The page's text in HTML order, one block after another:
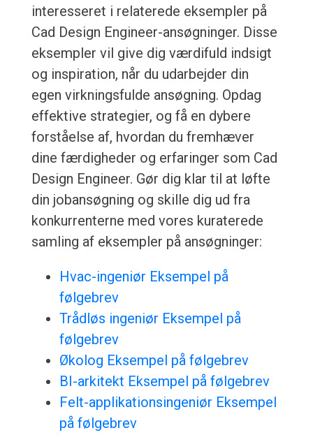
interesseret i relaterede eksempler på
Cad Design Engineer-ansøgninger. Disse
eksempler vil give dig værdifuld indsigt
og inspiration, når du udarbejder din
egen virkningsfulde ansøgning. Opdag
effektive strategier, og få en dybere
forståelse af, hvordan du fremhæver
dine færdigheder og erfaringer som Cad
Design Engineer. Gør dig klar til at løfte
din jobansøgning og skille dig ud fra
konkurrenterne med vores kuraterede
samling af eksempler på ansøgninger:
Hvac-ingeniør Eksempel på
følgebrev
Trådløs ingeniør Eksempel på
følgebrev
Økolog Eksempel på følgebrev
BI-arkitekt Eksempel på følgebrev
Felt-applikationsingeniør Eksempel
på følgebrev